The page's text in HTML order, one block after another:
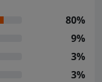
80%
9%
3%
3%